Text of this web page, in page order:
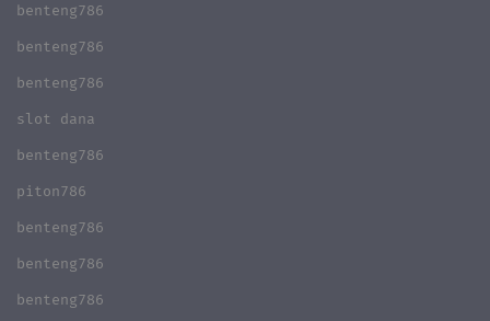
benteng786
benteng786
benteng786
slot dana
benteng786
piton786
benteng786
benteng786
benteng786